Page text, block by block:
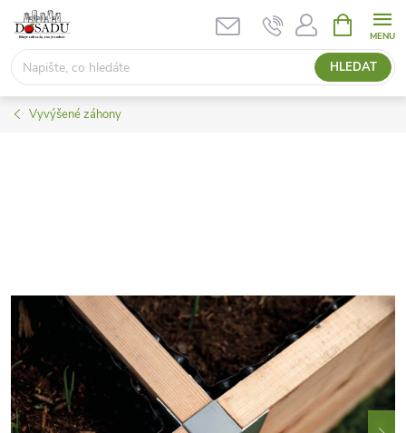
Přejít
obsah
HLEDAT
NÁKUPNÍ
KOŠÍK
Vyvýšené záhony